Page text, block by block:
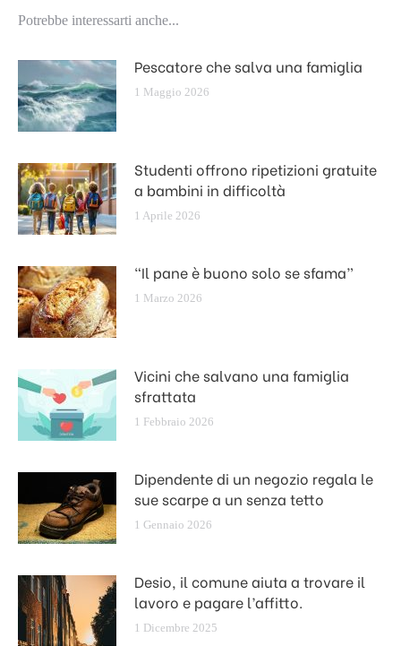
Potrebbe interessarti anche...
Pescatore che salva una famiglia
1 Maggio 2026
Studenti offrono ripetizioni gratuite
a bambini in difficoltà
1 Aprile 2026
“Il pane è buono solo se sfama”
1 Marzo 2026
Vicini che salvano una famiglia
sfrattata
1 Febbraio 2026
Dipendente di un negozio regala le
sue scarpe a un senza tetto
1 Gennaio 2026
Desio, il comune aiuta a trovare il
lavoro e pagare l’affitto.
1 Dicembre 2025